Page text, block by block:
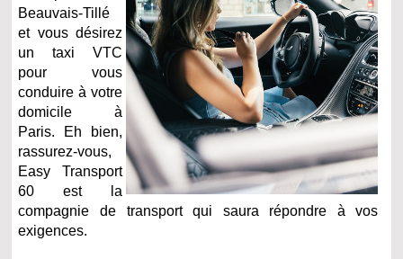
Beauvais-Tillé
et vous désirez
un taxi VTC
pour vous
conduire à votre
domicile à
Paris. Eh bien,
rassurez-vous,
Easy Transport
60 est la
compagnie de transport qui saura répondre à vos
exigences.